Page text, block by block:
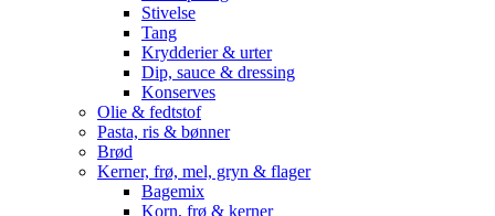
Stivelse
Tang
Krydderier & urter
Dip, sauce & dressing
Konserves
Olie & fedtstof
Pasta, ris & bønner
Brød
Kerner, frø, mel, gryn & flager
Bagemix
Korn, frø & kerner